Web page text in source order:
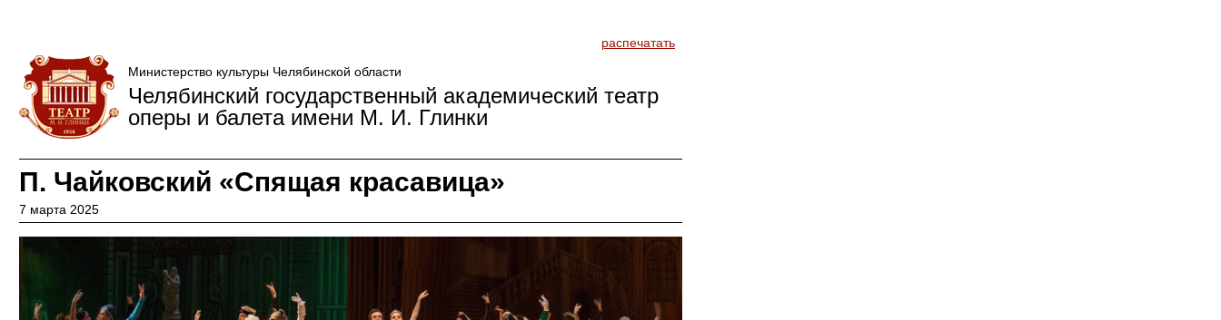
Министерство культуры Челябинской области
Челябинский государственный академический театр
оперы и балета имени М. И. Глинки
распечатать
П. Чайковский «Спящая красавица»
7 марта 2025